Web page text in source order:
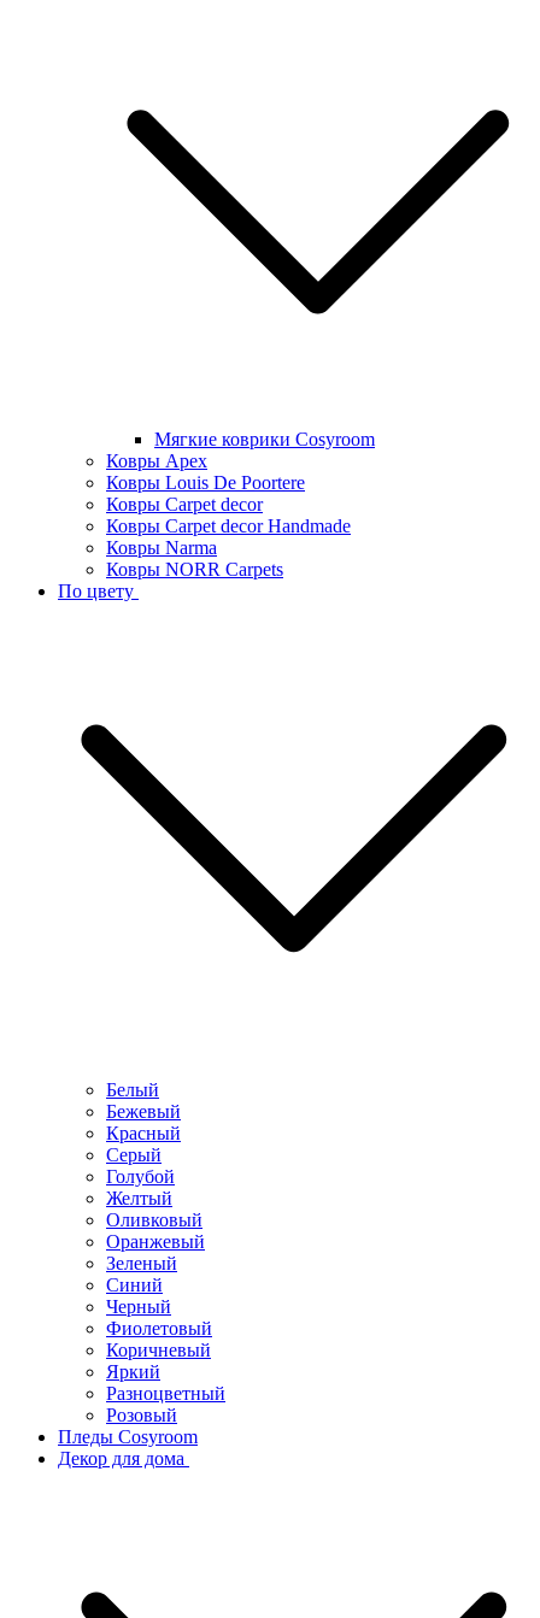
Мягкие коврики Cosyroom
Ковры Apex
Ковры Louis De Poortere
Ковры Carpet decor
Ковры Carpet decor Handmade
Ковры Narma
Ковры NORR Carpets
По цвету
Белый
Бежевый
Красный
Серый
Голубой
Желтый
Оливковый
Оранжевый
Зеленый
Синий
Черный
Фиолетовый
Коричневый
Яркий
Разноцветный
Розовый
Пледы Cosyroom
Декор для дома